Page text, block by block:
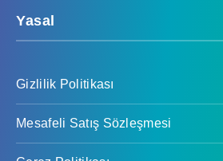
Yasal
Gizlilik Politikası
Mesafeli Satış Sözleşmesi